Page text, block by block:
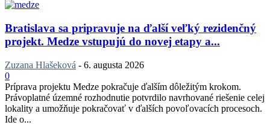
Bratislava sa pripravuje na ďalší veľký rezidenčný
projekt. Medze vstupujú do novej etapy a...
Zuzana Hlašeková - 6. augusta 2026
0
Príprava projektu Medze pokračuje ďalším dôležitým krokom.
Právoplatné územné rozhodnutie potvrdilo navrhované riešenie celej
lokality a umožňuje pokračovať v ďalších povoľovacích procesoch.
Ide o...